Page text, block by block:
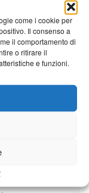
come i cookie per
Il consenso a
il comportamento di
o ritirare il
e funzioni.
stagionali
Domenica
|